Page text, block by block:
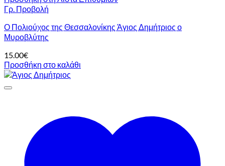
Γρ. Προβολή
Ο Πολιούχος της Θεσσαλονίκης Άγιος Δημήτριος ο
Μυροβλύτης
15.00€
Προσθήκη στο καλάθι